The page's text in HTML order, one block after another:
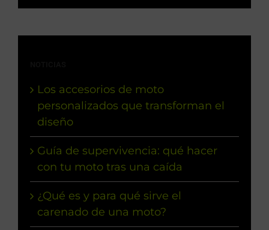
Los accesorios de moto
personalizados que transforman el
diseño
Guía de supervivencia: qué hacer
con tu moto tras una caída
¿Qué es y para qué sirve el
carenado de una moto?